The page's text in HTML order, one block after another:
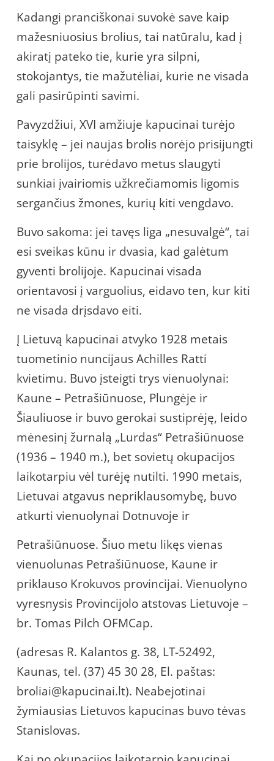
Kadangi pranciškonai suvokė save kaip
mažesniuosius brolius, tai natūralu, kad į
akiratį pateko tie, kurie yra silpni,
stokojantys, tie mažutėliai, kurie ne visada
gali pasirūpinti savimi.
Pavyzdžiui, XVI amžiuje kapucinai turėjo
taisyklę – jei naujas brolis norėjo prisijungti
prie brolijos, turėdavo metus slaugyti
sunkiai įvairiomis užkrečiamomis ligomis
sergančius žmones, kurių kiti vengdavo.
Buvo sakoma: jei tavęs liga „nesuvalgė“, tai
esi sveikas kūnu ir dvasia, kad galėtum
gyventi brolijoje. Kapucinai visada
orientavosi į varguolius, eidavo ten, kur kiti
ne visada drįsdavo eiti.
Į Lietuvą kapucinai atvyko 1928 metais
tuometinio nuncijaus Achilles Ratti
kvietimu. Buvo įsteigti trys vienuolynai:
Kaune – Petrašiūnuose, Plungėje ir
Šiauliuose ir buvo gerokai sustiprėję, leido
mėnesinį žurnalą „Lurdas“ Petrašiūnuose
(1936 – 1940 m.), bet sovietų okupacijos
laikotarpiu vėl turėję nutilti. 1990 metais,
Lietuvai atgavus nepriklausomybę, buvo
atkurti vienuolynai Dotnuvoje ir
Petrašiūnuose. Šiuo metu likęs vienas
vienuolunas Petrašiūnuose, Kaune ir
priklauso Krokuvos provincijai. Vienuolyno
vyresnysis Provincijolo atstovas Lietuvoje –
br. Tomas Pilch OFMCap.
(adresas R. Kalantos g. 38, LT-52492,
Kaunas, tel. (37) 45 30 28, El. paštas:
broliai@kapucinai.lt). Neabejotinai
žymiausias Lietuvos kapucinas buvo tėvas
Stanislovas.